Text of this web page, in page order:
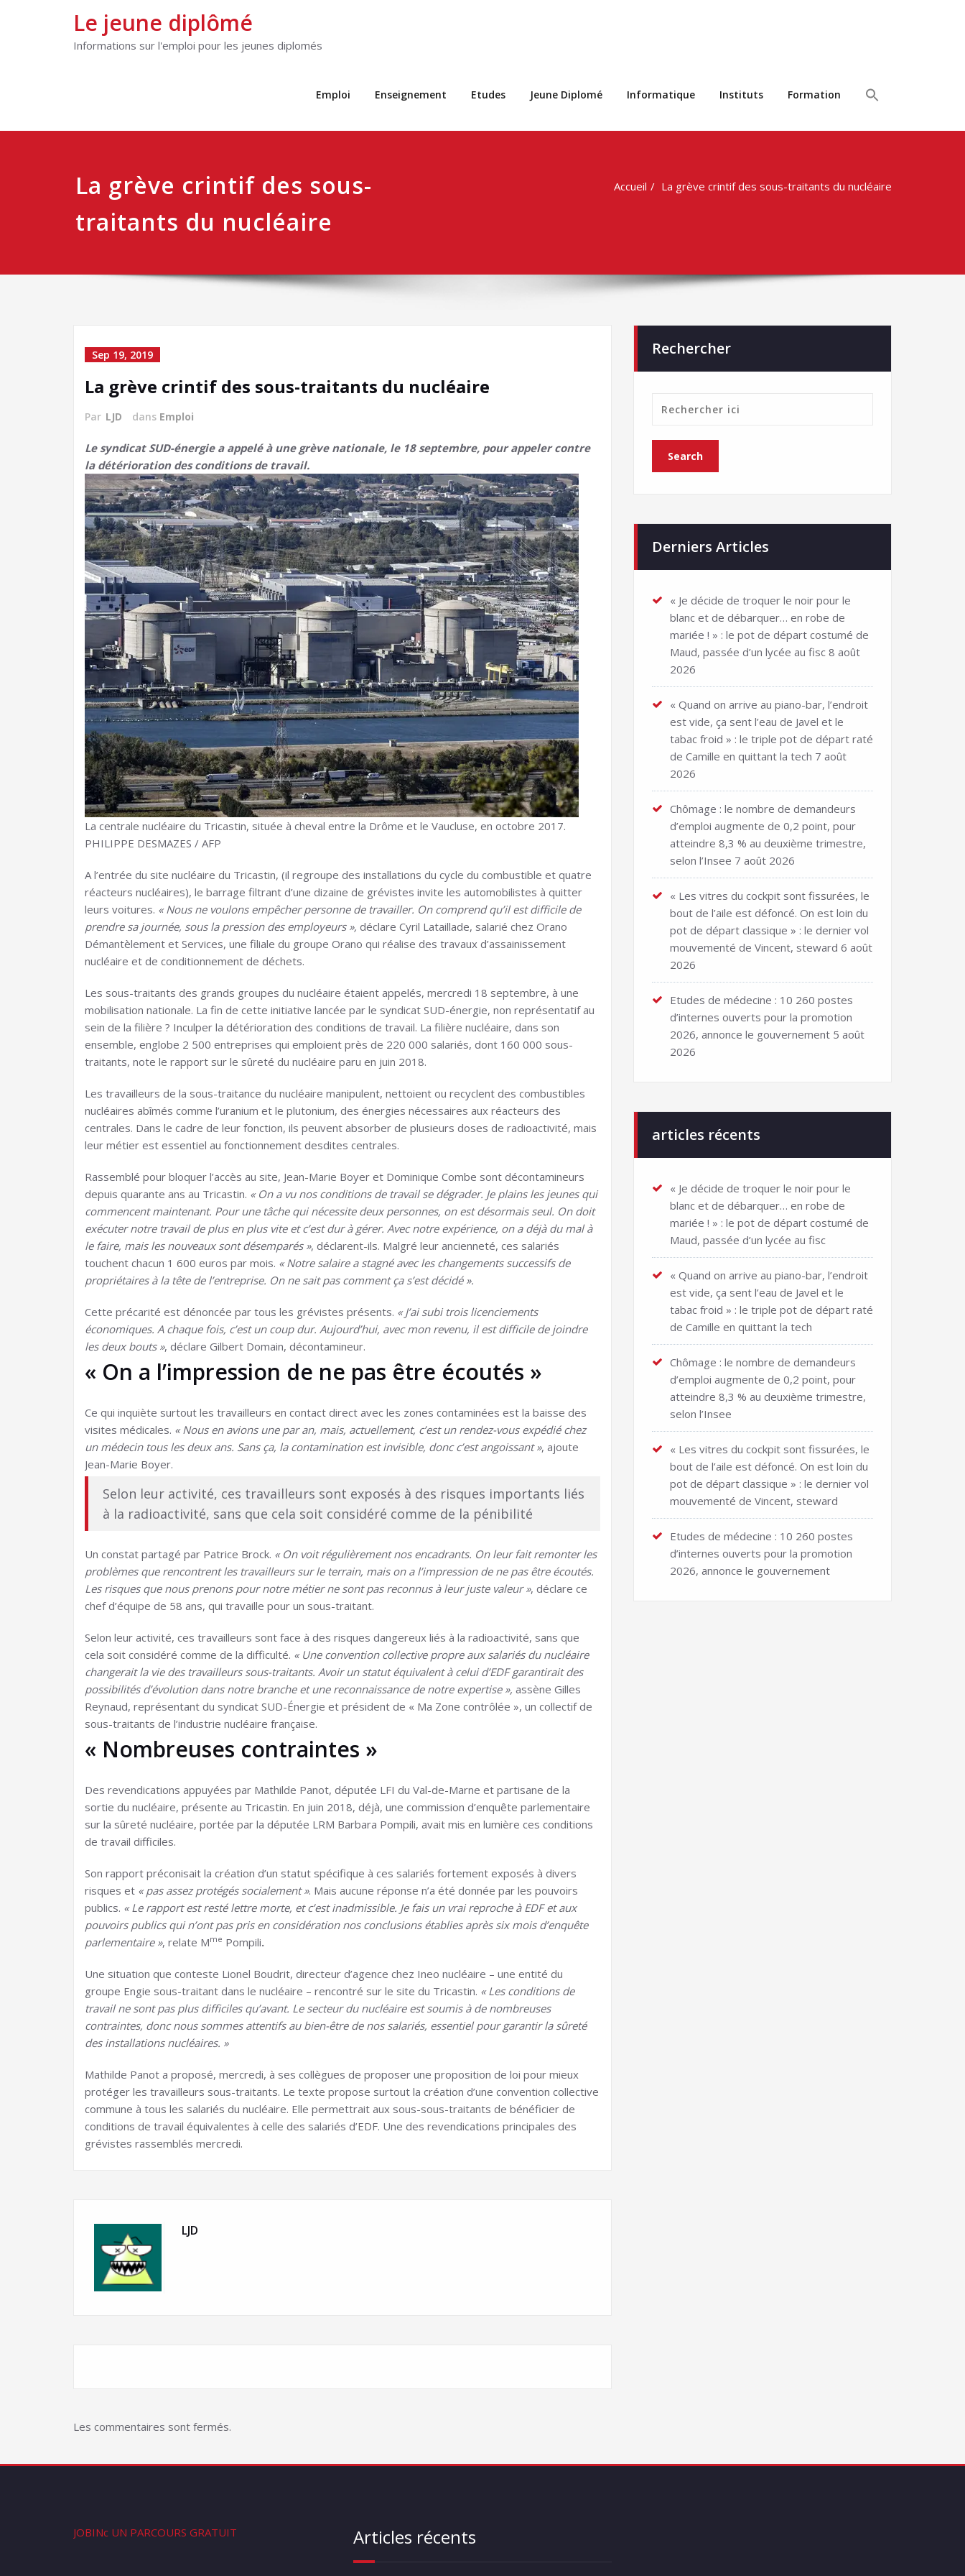
Le jeune diplômé
Informations sur l'emploi pour les jeunes diplomés
Emploi Enseignement Etudes Jeune Diplomé Informatique Instituts Formation
La grève crintif des sous-
traitants du nucléaire
Accueil La grève crintif des sous-traitants du nucléaire
Sep 19, 2019
La grève crintif des sous-traitants du nucléaire
Par LJD dans Emploi
Le syndicat SUD-énergie a appelé à une grève nationale, le 18 septembre, pour appeler contre
la détérioration des conditions de travail.
La centrale nucléaire du Tricastin, située à cheval entre la Drôme et le Vaucluse, en octobre 2017.
PHILIPPE DESMAZES / AFP
A l’entrée du site nucléaire du Tricastin, (il regroupe des installations du cycle du combustible et quatre
réacteurs nucléaires), le barrage filtrant d’une dizaine de grévistes invite les automobilistes à quitter
leurs voitures. « Nous ne voulons empêcher personne de travailler. On comprend qu’il est difficile de
prendre sa journée, sous la pression des employeurs », déclare Cyril Lataillade, salarié chez Orano
Démantèlement et Services, une filiale du groupe Orano qui réalise des travaux d’assainissement
nucléaire et de conditionnement de déchets.
Les sous-traitants des grands groupes du nucléaire étaient appelés, mercredi 18 septembre, à une
mobilisation nationale. La fin de cette initiative lancée par le syndicat SUD-énergie, non représentatif au
sein de la filière ? Inculper la détérioration des conditions de travail. La filière nucléaire, dans son
ensemble, englobe 2 500 entreprises qui emploient près de 220 000 salariés, dont 160 000 sous-
traitants, note le rapport sur le sûreté du nucléaire paru en juin 2018.
Les travailleurs de la sous-traitance du nucléaire manipulent, nettoient ou recyclent des combustibles
nucléaires abîmés comme l’uranium et le plutonium, des énergies nécessaires aux réacteurs des
centrales. Dans le cadre de leur fonction, ils peuvent absorber de plusieurs doses de radioactivité, mais
leur métier est essentiel au fonctionnement desdites centrales.
Rassemblé pour bloquer l’accès au site, Jean-Marie Boyer et Dominique Combe sont décontamineurs
depuis quarante ans au Tricastin. « On a vu nos conditions de travail se dégrader. Je plains les jeunes qui
commencent maintenant. Pour une tâche qui nécessite deux personnes, on est désormais seul. On doit
exécuter notre travail de plus en plus vite et c’est dur à gérer. Avec notre expérience, on a déjà du mal à
le faire, mais les nouveaux sont désemparés », déclarent-ils. Malgré leur ancienneté, ces salariés
touchent chacun 1 600 euros par mois. « Notre salaire a stagné avec les changements successifs de
propriétaires à la tête de l’entreprise. On ne sait pas comment ça s’est décidé ».
Cette précarité est dénoncée par tous les grévistes présents. « J’ai subi trois licenciements
économiques. A chaque fois, c’est un coup dur. Aujourd’hui, avec mon revenu, il est difficile de joindre
les deux bouts », déclare Gilbert Domain, décontamineur.
« On a l’impression de ne pas être écoutés »
Ce qui inquiète surtout les travailleurs en contact direct avec les zones contaminées est la baisse des
visites médicales. « Nous en avions une par an, mais, actuellement, c’est un rendez-vous expédié chez
un médecin tous les deux ans. Sans ça, la contamination est invisible, donc c’est angoissant », ajoute
Jean-Marie Boyer.
Selon leur activité, ces travailleurs sont exposés à des risques importants liés
à la radioactivité, sans que cela soit considéré comme de la pénibilité
Un constat partagé par Patrice Brock. « On voit régulièrement nos encadrants. On leur fait remonter les
problèmes que rencontrent les travailleurs sur le terrain, mais on a l’impression de ne pas être écoutés.
Les risques que nous prenons pour notre métier ne sont pas reconnus à leur juste valeur », déclare ce
chef d’équipe de 58 ans, qui travaille pour un sous-traitant.
Selon leur activité, ces travailleurs sont face à des risques dangereux liés à la radioactivité, sans que
cela soit considéré comme de la difficulté. « Une convention collective propre aux salariés du nucléaire
changerait la vie des travailleurs sous-traitants. Avoir un statut équivalent à celui d’EDF garantirait des
possibilités d’évolution dans notre branche et une reconnaissance de notre expertise », assène Gilles
Reynaud, représentant du syndicat SUD-Énergie et président de « Ma Zone contrôlée », un collectif de
sous-traitants de l’industrie nucléaire française.
« Nombreuses contraintes »
Des revendications appuyées par Mathilde Panot, députée LFI du Val-de-Marne et partisane de la
sortie du nucléaire, présente au Tricastin. En juin 2018, déjà, une commission d’enquête parlementaire
sur la sûreté nucléaire, portée par la députée LRM Barbara Pompili, avait mis en lumière ces conditions
de travail difficiles.
Son rapport préconisait la création d’un statut spécifique à ces salariés fortement exposés à divers
risques et « pas assez protégés socialement ». Mais aucune réponse n’a été donnée par les pouvoirs
publics. « Le rapport est resté lettre morte, et c’est inadmissible. Je fais un vrai reproche à EDF et aux
pouvoirs publics qui n’ont pas pris en considération nos conclusions établies après six mois d’enquête
parlementaire », relate Mme Pompili.
Une situation que conteste Lionel Boudrit, directeur d’agence chez Ineo nucléaire – une entité du
groupe Engie sous-traitant dans le nucléaire – rencontré sur le site du Tricastin. « Les conditions de
travail ne sont pas plus difficiles qu’avant. Le secteur du nucléaire est soumis à de nombreuses
contraintes, donc nous sommes attentifs au bien-être de nos salariés, essentiel pour garantir la sûreté
des installations nucléaires. »
Mathilde Panot a proposé, mercredi, à ses collègues de proposer une proposition de loi pour mieux
protéger les travailleurs sous-traitants. Le texte propose surtout la création d’une convention collective
commune à tous les salariés du nucléaire. Elle permettrait aux sous-sous-traitants de bénéficier de
conditions de travail équivalentes à celle des salariés d’EDF. Une des revendications principales des
grévistes rassemblés mercredi.
LJD
Les commentaires sont fermés.
Rechercher
Derniers Articles
« Je décide de troquer le noir pour le
blanc et de débarquer… en robe de
mariée ! » : le pot de départ costumé de
Maud, passée d’un lycée au fisc 8 août
2026
« Quand on arrive au piano-bar, l’endroit
est vide, ça sent l’eau de Javel et le
tabac froid » : le triple pot de départ raté
de Camille en quittant la tech 7 août
2026
Chômage : le nombre de demandeurs
d’emploi augmente de 0,2 point, pour
atteindre 8,3 % au deuxième trimestre,
selon l’Insee 7 août 2026
« Les vitres du cockpit sont fissurées, le
bout de l’aile est défoncé. On est loin du
pot de départ classique » : le dernier vol
mouvementé de Vincent, steward 6 août
2026
Etudes de médecine : 10 260 postes
d’internes ouverts pour la promotion
2026, annonce le gouvernement 5 août
2026
articles récents
« Je décide de troquer le noir pour le
blanc et de débarquer… en robe de
mariée ! » : le pot de départ costumé de
Maud, passée d’un lycée au fisc
« Quand on arrive au piano-bar, l’endroit
est vide, ça sent l’eau de Javel et le
tabac froid » : le triple pot de départ raté
de Camille en quittant la tech
Chômage : le nombre de demandeurs
d’emploi augmente de 0,2 point, pour
atteindre 8,3 % au deuxième trimestre,
selon l’Insee
« Les vitres du cockpit sont fissurées, le
bout de l’aile est défoncé. On est loin du
pot de départ classique » : le dernier vol
mouvementé de Vincent, steward
Etudes de médecine : 10 260 postes
d’internes ouverts pour la promotion
2026, annonce le gouvernement
JOBINc UN PARCOURS GRATUIT Articles récents